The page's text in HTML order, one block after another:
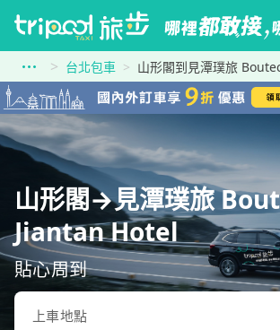
台北包車 山形閣到見潭璞旅
山形閣→見潭璞旅
Jiantan Hotel
貼心周到
上車地點